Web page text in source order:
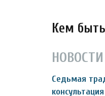
Кем
НОВОСТИ
Седьмая